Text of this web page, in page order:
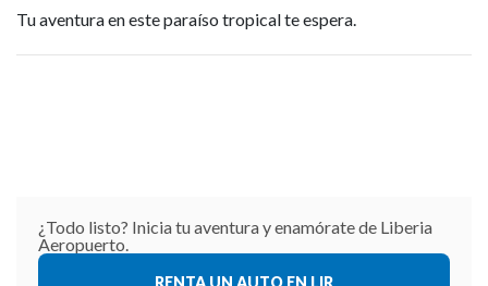
Tu aventura en este paraíso tropical te espera.
¿Todo listo? Inicia tu aventura y enamórate de Liberia
Aeropuerto.
RENTA UN AUTO EN LIR